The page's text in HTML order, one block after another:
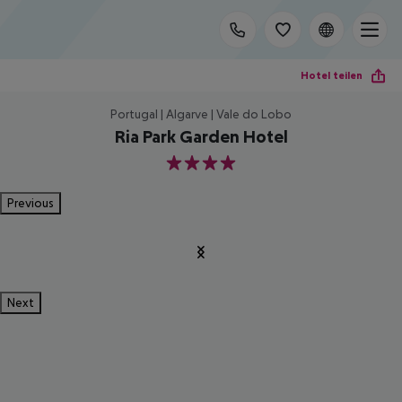
Hotel teilen
Portugal | Algarve | Vale do Lobo
Ria Park Garden Hotel
4
Previous
Next